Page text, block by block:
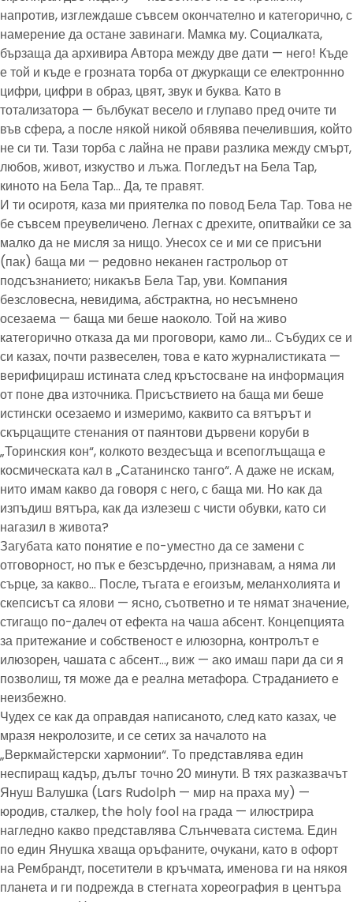
напротив, изглеждаше съвсем окончателно и категорично, с
намерение да остане завинаги. Мамка му. Социалката,
бързаща да архивира Автора между две дати — него! Къде
е той и къде е грозната торба от джуркащи се електроннно
цифри, цифри в образ, цвят, звук и буква. Като в
тотализатора — бълбукат весело и глупаво пред очите ти
във сфера, а после някой никой обявява печелившия, който
не си ти. Тази торба с лайна не прави разлика между смърт,
любов, живот, изкуство и лъжа. Погледът на Бела Тар,
киното на Бела Тар… Да, те правят.
И ти осиротя, каза ми приятелка по повод Бела Тар. Това не
бе съвсем преувеличено. Легнах с дрехите, опитвайки се за
малко да не мисля за нищо. Унесох се и ми се присъни
(пак) баща ми — редовно неканен гастрольор от
подсъзнанието; никакъв Бела Тар, уви. Компания
безсловесна, невидима, абстрактна, но несъмнено
осезаема — баща ми беше наоколо. Той на живо
категорично отказа да ми проговори, камо ли… Събудих се и
си казах, почти развеселен, това е като журналистиката —
верифицираш истината след кръстосване на информация
от поне два източника. Присъствието на баща ми беше
истински осезаемо и измеримо, каквито са вятърът и
скърцащите стенания от паянтови дървени коруби в
„Торинския кон“, колкото вездесъща и всепоглъщаща е
космическата кал в „Сатанинско танго“. А даже не искам,
нито имам какво да говоря с него, с баща ми. Но как да
изпъдиш вятъра, как да излезеш с чисти обувки, като си
нагазил в живота?
Загубата като понятие е по-уместно да се замени с
отговорност, но пък е безсърдечно, признавам, а няма ли
сърце, за какво… После, тъгата е егоизъм, меланхолията и
скепсисът са ялови — ясно, съответно и те нямат значение,
стигащо по-далеч от ефекта на чаша абсент. Концепцията
за притежание и собственост е илюзорна, контролът е
илюзорен, чашата с абсент…, виж — ако имаш пари да си я
позволиш, тя може да е реална метафора. Страданието е
неизбежно.
Чудех се как да оправдая написаното, след като казах, че
мразя некролозите, и се сетих за началото на
„Веркмайстерски хармонии“. То представлява един
неспиращ кадър, дълъг точно 20 минути. В тях разказвачът
Януш Валушка (Lars Rudolph — мир на праха му) —
юродив, сталкер, the holy fool на града — илюстрира
нагледно какво представлява Слънчевата система. Един
по един Янушка хваща оръфаните, очукани, като в офорт
на Рембрандт, посетители в кръчмата, именова ги на някоя
планета и ги подрежда в стегната хореография в центъра